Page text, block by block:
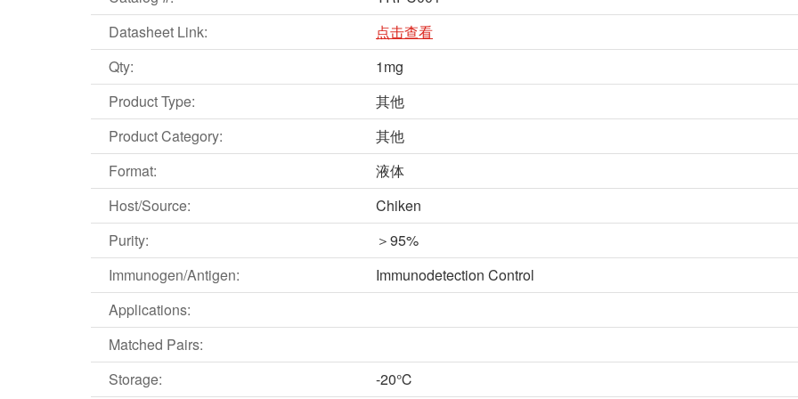
Datasheet Link:
点击查看
Qty:
1mg
Product Type:
其他
Product Category:
其他
Format:
液体
Host/Source:
Chiken
Purity:
＞95%
Immunogen/Antigen:
Immunodetection Control
Applications:
Matched Pairs:
Storage:
-20℃